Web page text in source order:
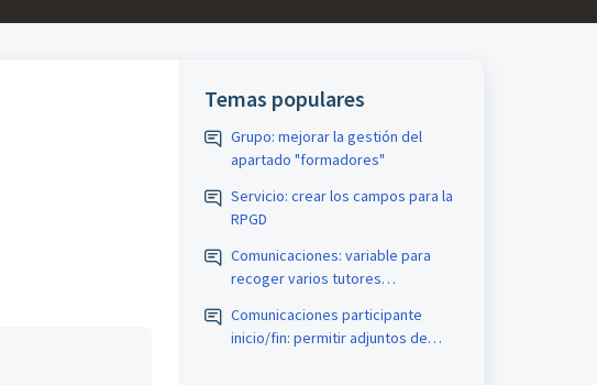
Temas populares
Grupo: mejorar la gestión del
apartado "formadores"
Servicio: crear los campos para la
RPGD
Comunicaciones: variable para
recoger varios tutores
Comunicaciones participante
inicio/fin: permitir adjuntos de